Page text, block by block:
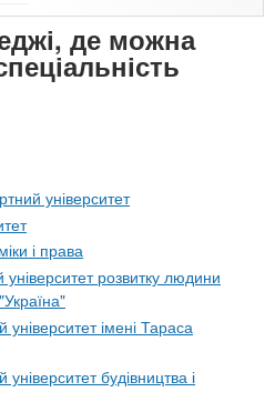
де можна
університет
і права
розвитку людини
університет імені Тараса
будівництва і